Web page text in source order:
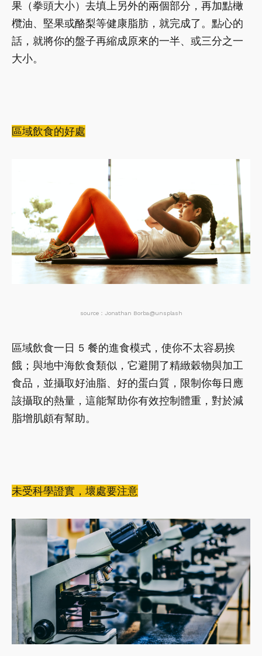
果（拳頭大小）去填上另外的兩個部分，再加點橄
欖油、堅果或酪梨等健康脂肪，就完成了。點心的
話，就將你的盤子再縮成原來的一半、或三分之一
大小。
區域飲食的好處
source：Jonathan Borba@unsplash
區域飲食一日 5 餐的進食模式，使你不太容易挨
餓；與地中海飲食類似，它避開了精緻穀物與加工
食品，並攝取好油脂、好的蛋白質，限制你每日應
該攝取的熱量，這能幫助你有效控制體重，對於減
脂增肌頗有幫助。
未受科學證實，壞處要注意